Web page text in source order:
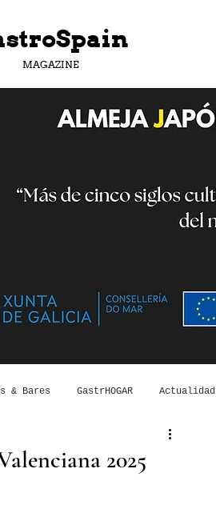
MAGAZINE
& Bares GastrHOGAR Actualidad
2025